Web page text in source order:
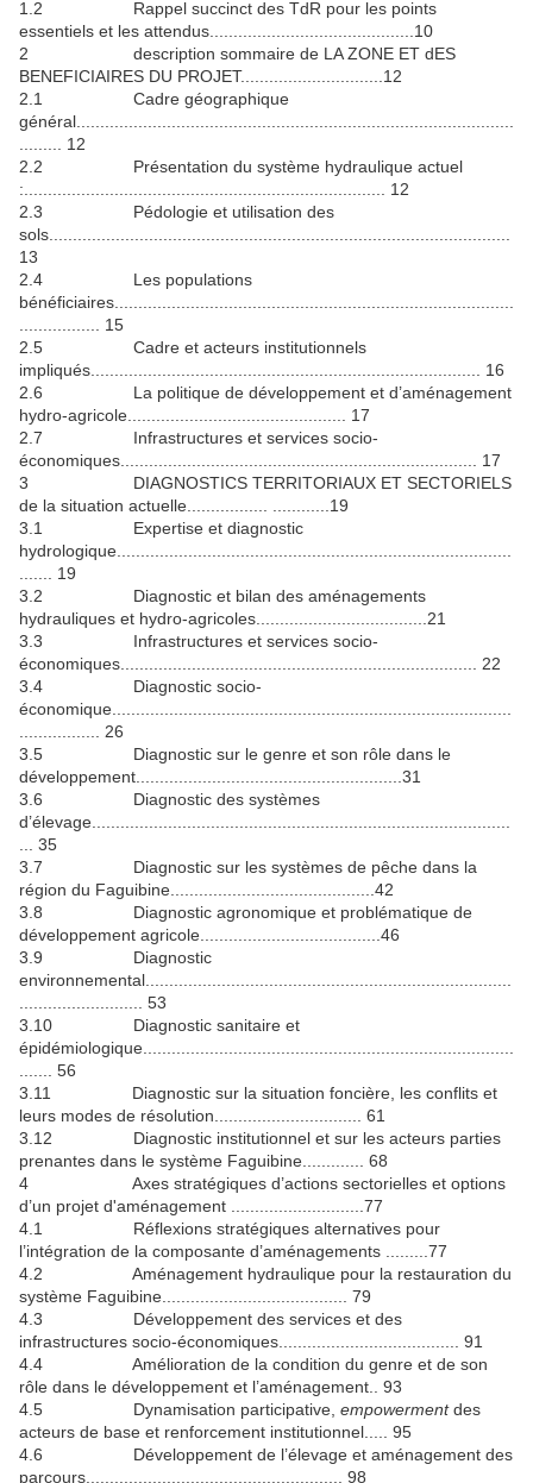
1.2 Rappel succinct des TdR pour les points
essentiels et les attendus...........................................10
2 description sommaire de LA ZONE ET dES
BENEFICIAIRES DU PROJET..............................12
2.1 Cadre géographique
général............................................................................................
......... 12
2.2 Présentation du système hydraulique actuel
:............................................................................ 12
2.3 Pédologie et utilisation des
sols.................................................................................................
13
2.4 Les populations
bénéficiaires....................................................................................
................. 15
2.5 Cadre et acteurs institutionnels
impliqués.................................................................................. 16
2.6 La politique de développement et d’aménagement
hydro-agricole.............................................. 17
2.7 Infrastructures et services socio-
économiques........................................................................... 17
3 DIAGNOSTICS TERRITORIAUX ET SECTORIELS
de la situation actuelle................. ............19
3.1 Expertise et diagnostic
hydrologique...................................................................................
....... 19
3.2 Diagnostic et bilan des aménagements
hydrauliques et hydro-agricoles....................................21
3.3 Infrastructures et services socio-
économiques........................................................................... 22
3.4 Diagnostic socio-
économique....................................................................................
................. 26
3.5 Diagnostic sur le genre et son rôle dans le
développement........................................................31
3.6 Diagnostic des systèmes
d’élevage........................................................................................
... 35
3.7 Diagnostic sur les systèmes de pêche dans la
région du Faguibine...........................................42
3.8 Diagnostic agronomique et problématique de
développement agricole......................................46
3.9 Diagnostic
environnemental.............................................................................
.......................... 53
3.10 Diagnostic sanitaire et
épidémiologique..............................................................................
....... 56
3.11 Diagnostic sur la situation foncière, les conflits et
leurs modes de résolution............................... 61
3.12 Diagnostic institutionnel et sur les acteurs parties
prenantes dans le système Faguibine............. 68
4 Axes stratégiques d’actions sectorielles et options
d’un projet d'aménagement ............................77
4.1 Réflexions stratégiques alternatives pour
l’intégration de la composante d’aménagements .........77
4.2 Aménagement hydraulique pour la restauration du
système Faguibine....................................... 79
4.3 Développement des services et des
infrastructures socio-économiques...................................... 91
4.4 Amélioration de la condition du genre et de son
rôle dans le développement et l’aménagement.. 93
4.5 Dynamisation participative, empowermentdes
acteurs de base et renforcement institutionnel..... 95
4.6 Développement de l’élevage et aménagement des
parcours...................................................... 98